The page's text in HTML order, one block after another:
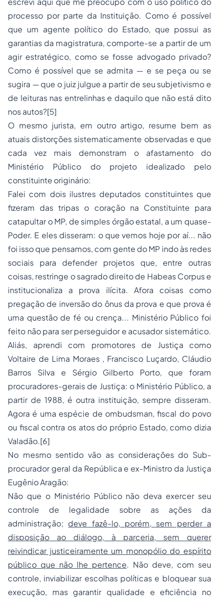
processo por parte da Instituição. Como é possível
que um agente político do Estado, que possui as
garantias da magistratura, comporte-se a partir de um
agir estratégico, como se fosse advogado privado?
Como é possível que se admita — e se peça ou se
sugira — que o juiz julgue a partir de seu subjetivismo e
de leituras nas entrelinhas e daquilo que não está dito
nos autos?[5]
O mesmo jurista, em outro artigo, resume bem as
atuais distorções sistematicamente observadas e que
cada vez mais demonstram o afastamento do
Ministério Público do projeto idealizado pelo
constituinte originário:
Falei com dois ilustres deputados constituintes que
fizeram das tripas o coração na Constituinte para
catapultar o MP, de simples órgão estatal, a um quase-
Poder. E eles disseram: o que vemos hoje por aí... não
foi isso que pensamos, com gente do MP indo às redes
sociais para defender projetos que, entre outras
coisas, restringe o sagrado direito de Habeas Corpus e
institucionaliza a prova ilícita. Afora coisas como
pregação de inversão do ônus da prova e que prova é
uma questão de fé ou crença... Ministério Público foi
feito não para ser perseguidor e acusador sistemático.
Aliás, aprendi com promotores de Justiça como
Voltaire de Lima Moraes , Francisco Luçardo, Cláudio
Barros Silva e Sérgio Gilberto Porto, que foram
procuradores-gerais de Justiça: o Ministério Público, a
partir de 1988, é outra instituição, sempre disseram.
Agora é uma espécie de ombudsman, fiscal do povo
ou fiscal contra os atos do próprio Estado, como dizia
Valadão.[6]
No mesmo sentido vão as considerações do Sub-
procurador geral da República e ex-Ministro da Justiça
Eugênio Aragão:
Não que o Ministério Público não deva exercer seu
controle de legalidade sobre as ações da
administração; deve fazê-lo, porém, sem perder a
disposição ao diálogo, à parceria, sem querer
reivindicar justiceiramente um monopólio do espírito
público que não lhe pertence. Não deve, com seu
controle, inviabilizar escolhas políticas e bloquear sua
execução, mas garantir qualidade e eficiência no